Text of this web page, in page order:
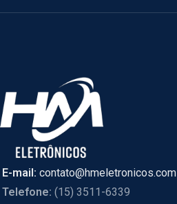
E-mail: contato@hmeletronicos.com
Telefone: (15) 3511-6339